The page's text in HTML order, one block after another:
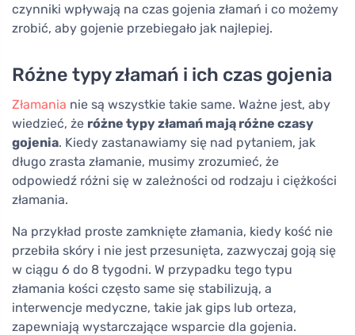
czynniki wpływają na czas gojenia złamań i co możemy
zrobić, aby gojenie przebiegało jak najlepiej.
Różne typy złamań i ich czas gojenia
Złamania nie są wszystkie takie same. Ważne jest, aby
wiedzieć, że różne typy złamań mają różne czasy
gojenia. Kiedy zastanawiamy się nad pytaniem, jak
długo zrasta złamanie, musimy zrozumieć, że
odpowiedź różni się w zależności od rodzaju i ciężkości
złamania.
Na przykład proste zamknięte złamania, kiedy kość nie
przebiła skóry i nie jest przesunięta, zazwyczaj goją się
w ciągu 6 do 8 tygodni. W przypadku tego typu
złamania kości często same się stabilizują, a
interwencje medyczne, takie jak gips lub orteza,
zapewniają wystarczające wsparcie dla gojenia.